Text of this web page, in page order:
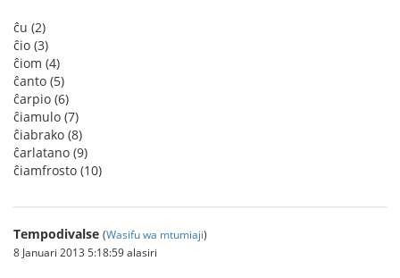
ĉu (2)
ĉio (3)
ĉiom (4)
ĉanto (5)
ĉarpio (6)
ĉiamulo (7)
ĉiabrako (8)
ĉarlatano (9)
ĉiamfrosto (10)
Tempodivalse (Wasifu wa mtumiaji)
8 Januari 2013 5:18:59 alasiri